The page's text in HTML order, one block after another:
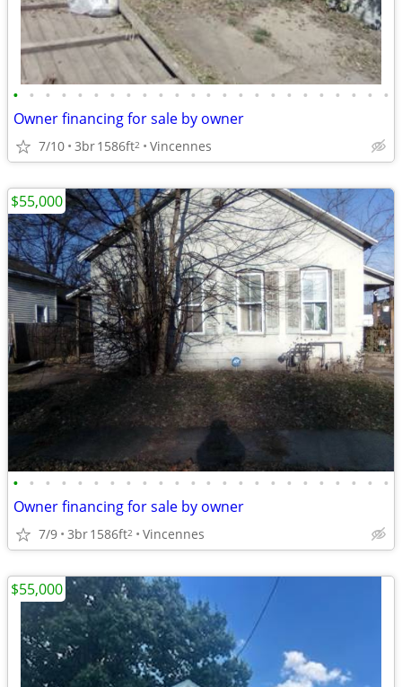
• • • • • • • • • • • • • • • • • • • • • • • •
Owner financing for sale by owner
7/10 3br1586ft2 Vincennes
• • • • • • • • • • • • • • • • • • • • • • • •
Owner financing for sale by owner
7/9 3br1586ft2 Vincennes
$55,000
$55,000